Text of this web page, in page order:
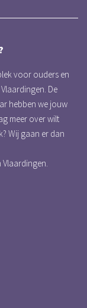
voor ouders en
De
hebben we jouw
meer over wilt
Wij gaan er dan